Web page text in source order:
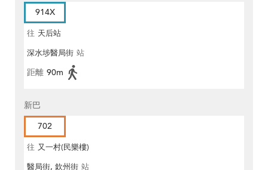
914X
往 天后站
深水埗醫局街 站
距離 90m
新巴
702
往 又一村(民樂樓)
醫局街, 欽州街 站